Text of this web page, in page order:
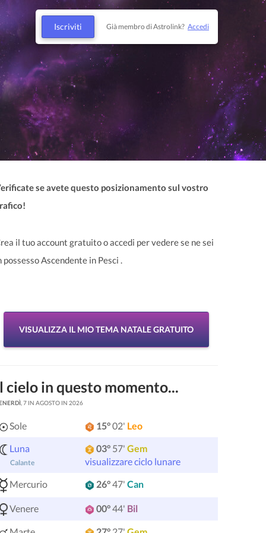
Iscriviti Già membro di Astrolink? Accedi
se avete questo posizionamento sul vostro
il tuo account gratuito o accedi per vedere se ne sei
possesso Ascendente in Pesci .
VISUALIZZA IL MIO TEMA NATALE GRATUITO
cielo in questo momento...
, 7 IN AGOSTO IN 2026
Sole 15°02' Leo
Luna
Calante
03°57' Gem
visualizzare ciclo lunare
Mercurio
26°47' Can
Venere 00°44' Bil